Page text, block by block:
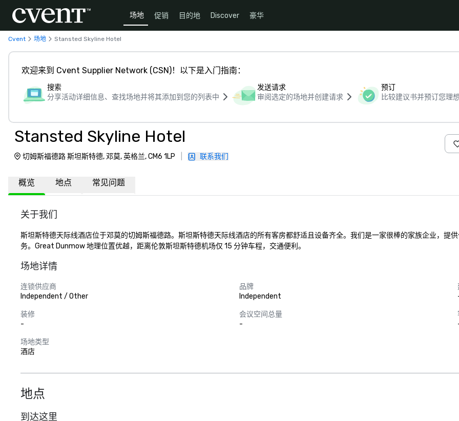
场地 促销 目的地 Discover 豪华
Cvent 场地 Stansted Skyline Hotel
欢迎来到 Cvent Supplier Network (CSN)！以下是入门指南：
搜索
分享活动详细信息、查找场地并将其添加到您的列表中
发送请求
审阅选定的场地并创建请求
预订
比较建议书并预订您理
Stansted Skyline Hotel
切姆斯福德路 斯坦斯特德, 邓莫, 英格兰, CM6 1LP 联系我们
概览 地点 常见问题
关于我们
斯坦斯特德天际线酒店位于邓莫的切姆斯福德路。斯坦斯特德天际线酒店的所有客房都舒适且设备齐全。我们是一家很棒的家族企业，提
务。Great Dunmow 地理位置优越，距离伦敦斯坦斯特德机场仅 15 分钟车程，交通便利。
场地详情
连锁供应商
Independent / Other
品牌
Independent
装修
-
会议空间总量
-
场地类型
酒店
地点
到达这里